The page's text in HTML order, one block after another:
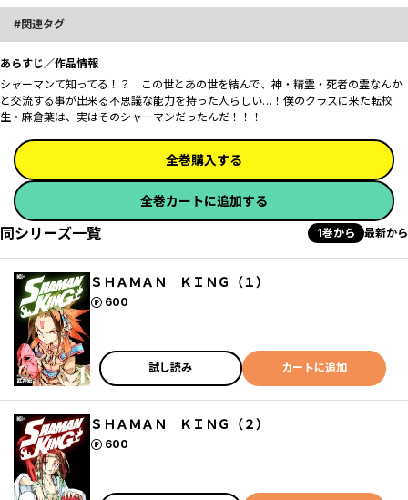
関連タグ
あらすじ／作品情報
シャーマンて知ってる！？ この世とあの世を結んで、神・精霊・死者の霊なんか
と交流する事が出来る不思議な能力を持った人らしい…！僕のクラスに来た転校
生・麻倉葉は、実はそのシャーマンだったんだ！！！
全巻購入する
全巻カートに追加する
同シリーズ一覧 1巻から 最新から
ＳＨＡＭＡＮ ＫＩＮＧ（１）
600
ポイント
試し読み カートに追加
ＳＨＡＭＡＮ ＫＩＮＧ（２）
600
ポイント